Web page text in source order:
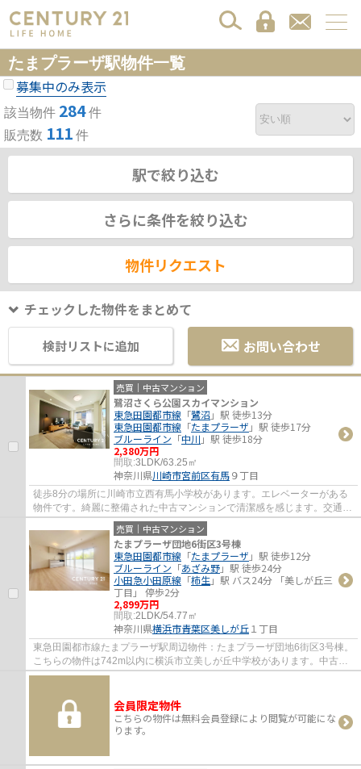
たまプラーザ駅物件一覧
募集中のみ表示
該当物件 284件
販売数 111 件
駅で絞り込む
さらに条件を絞り込む
物件リクエスト
チェックした物件をまとめて
検討リストに追加 お問い合わせ
売買｜中古マンション
鷺沼さくら公園スカイマンション
東急田園都市線 「鷺沼」駅 徒歩13分
東急田園都市線 「たまプラーザ 」駅 徒歩17分
ブルーライン 「中川 」駅 徒歩18分
2,380万円
間取:3LDK/63.25㎡
神奈川県川崎市宮前区有馬９丁目
徒歩8分の場所に川崎市立西有馬小学校があります。エレベーターがある
物件です。綺麗に整備された中古マンションで清潔感を感じます。交通ア
クセスが良好な東急田園都市線鷺沼周辺なら...
売買｜中古マンション
たまプラーザ団地6街区3号棟
東急田園都市線 「たまプラーザ 」駅 徒歩12分
ブルーライン 「あざみ野」駅 徒歩24分
小田急小田原線 「柿生」駅 バス24分 「美しが丘三
丁目」 停歩2分
2,899万円
間取:2LDK/54.77㎡
神奈川県横浜市青葉区美しが丘１丁目
東急田園都市線たまプラーザ駅周辺物件：たまプラーザ団地6街区3号棟。
こちらの物件は742m以内に横浜市立美しが丘中学校があります。中古マ
ンションなら、物件の購入もスムーズです。...
会員限定物件
こちらの物件は無料会員登録により閲覧が可能にな
ります。